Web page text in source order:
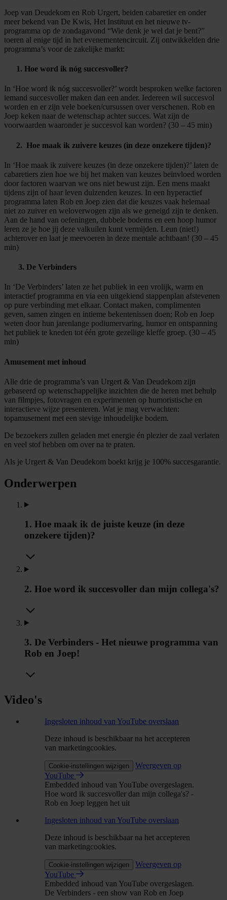
Joep van Deudekom en Rob Urgert, beiden cabaretier en onder
meer bekend van De Kwis, Het Instituut en het nieuwe tv-
programma op de zondagavond “Wie denk je wel dat je bent?”
toeren al enige tijd in het evenementencircuit. Zij ontwikkelden drie
programma’s voor de zakelijke markt:
1. Hoe word ik nóg succesvoller?
In ‘Hoe word ik nóg succesvoller?’ wordt besproken welke factoren
iemand succesvoller maken dan een ander. Iedereen wil succesvol
worden en er zijn vele boeken/cursussen over verschenen. Rob en
Joep keken naar de wetenschap achter succes. Wat zijn de
voorwaarden waaronder je succesvol kan worden? (30 – 45 min)
2. Hoe maak ik zuivere keuzes (in deze onzekere tijden)?
In ‘Hoe maak ik zuivere keuzes (in deze onzekere tijden)?’ laten de
cabaretiers zien hoe we bij het maken van keuzes beïnvloed worden
door factoren waarvan we ons niet bewust zijn. Een mens maakt
tijdens zijn of haar leven duizenden keuzes. In een hyperactief
programma laten Rob en Joep zien dat die keuzes vaak helemaal
niet zo zuiver en weloverwogen zijn als we geneigd zijn te denken.
Aan de hand van oefeningen, dubbele bodems en een hoop humor
leren ze je hoe jij deze valkuilen kunt vermijden. Leun (niet!)
achterover en laat je meevoeren in deze mentale achtbaan! (30 – 45
min)
3. De Verbinders
In ‘De Verbinders’ laten ze het publiek in een vrolijk, warm en
interactief programma en via een uitgekiend stappenplan afstevenen
op pure verbinding met elkaar. Contact maken, complimenten
geven, samen zingen en intieme bekentenissen doen; Rob en Joep
weten door hun jarenlange podiumervaring, humor en ontspanning
het publiek te kneden tot één grote gezellige kleffe groep. (30 – 45
min)
Amusement met inhoud
Alle drie de programma’s van Urgert & Van Deudekom zijn
gebaseerd op wetenschappelijke inzichten die de heren met behulp
van filmpjes, fotovragen en experimenten op humoristische en
interactieve wijze presenteren. Wat je mag verwachten:
topamusement met een stevige inhoudelijke bodem.
De bezoekers zullen geladen met energie én plezier de zaal verlaten
en veel stof hebben om over na te praten.
Als je Urgert & Van Deudekom boekt krijg je 100% succesgarantie.
Onderwerpen
1. Hoe maak ik de juiste keuze (in deze
onzekere tijden)?
2. Hoe word ik succesvoller dan mijn collega's?
3. De Verbinders - Het nieuwe programma van
Rob en Joep!
Video's
Ingesloten inhoud van YouTube overslaan
Deze inhoud is beschikbaar na het accepteren
van marketingcookies.
Cookie-instellingen wijzigen
Weergeven op
YouTube
Embedded inhoud van YouTube overgeslagen.
Hoe word ik succesvoller dan mijn collega's? -
Rob en Joep leggen het uit
Ingesloten inhoud van YouTube overslaan
Deze inhoud is beschikbaar na het accepteren
van marketingcookies.
Cookie-instellingen wijzigen
Weergeven op
YouTube
Embedded inhoud van YouTube overgeslagen.
De Verbinders - een show van Rob en Joep